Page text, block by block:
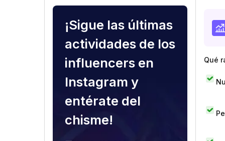
¡Sigue las últimas
actividades de los
influencers en
Instagram y
entérate del
chisme!
Qué